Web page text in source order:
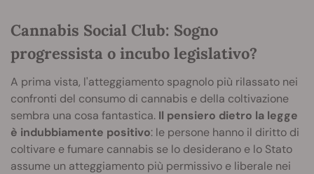
Cannabis Social Club: Sogno
progressista o incubo legislativo?
A prima vista, l'atteggiamento spagnolo più rilassato nei
confronti del consumo di cannabis e della coltivazione
sembra una cosa fantastica. Il pensiero dietro la legge
è indubbiamente positivo: le persone hanno il diritto di
coltivare e fumare cannabis se lo desiderano e lo Stato
assume un atteggiamento più permissivo e liberale nei